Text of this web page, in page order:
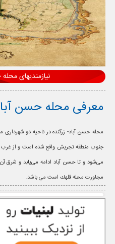
نیازمندیهای
معرفی محله حسن
جنوب منطقه تجریش‌ واقع شده است و از غرب
می‌شود و تا حسن آباد ادامه می‌یابد و شرق
مجاورت محله قلهك است مي باشد.